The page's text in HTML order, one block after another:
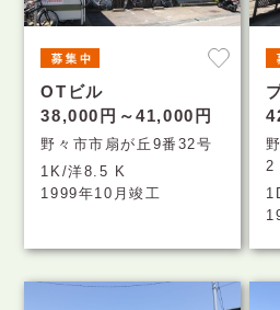
OTビル
38,000円～41,000円
野々市市扇が丘9番32号
1K/洋8.5 K
1999年10月竣工
2